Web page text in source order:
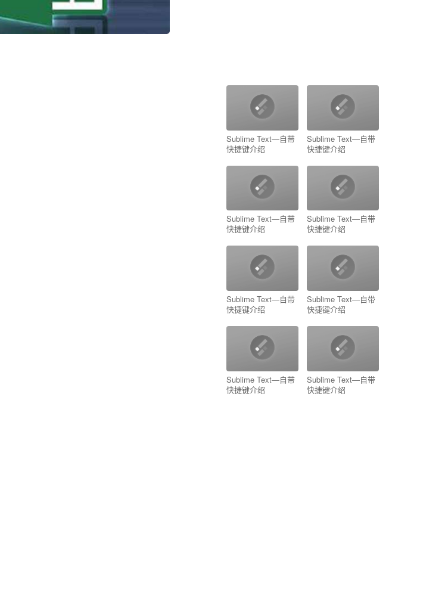
Sublime Text—自带
快捷键介绍
Sublime Text—自带
快捷键介绍
Sublime Text—自带
快捷键介绍
Sublime Text—自带
快捷键介绍
Sublime Text—自带
快捷键介绍
Sublime Text—自带
快捷键介绍
Sublime Text—自带
快捷键介绍
Sublime Text—自带
快捷键介绍